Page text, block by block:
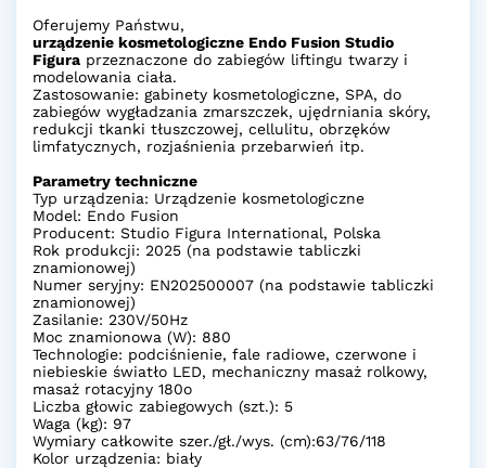
Oferujemy Państwu,
urządzenie kosmetologiczne Endo Fusion Studio
Figura przeznaczone do zabiegów liftingu twarzy i
modelowania ciała.
Zastosowanie: gabinety kosmetologiczne, SPA, do
zabiegów wygładzania zmarszczek, ujędrniania skóry,
redukcji tkanki tłuszczowej, cellulitu, obrzęków
limfatycznych, rozjaśnienia przebarwień itp.
Parametry techniczne
Typ urządzenia: Urządzenie kosmetologiczne
Model: Endo Fusion
Producent: Studio Figura International, Polska
Rok produkcji: 2025 (na podstawie tabliczki
znamionowej)
Numer seryjny: EN202500007 (na podstawie tabliczki
znamionowej)
Zasilanie: 230V/50Hz
Moc znamionowa (W): 880
Technologie: podciśnienie, fale radiowe, czerwone i
niebieskie światło LED, mechaniczny masaż rolkowy,
masaż rotacyjny 180o
Liczba głowic zabiegowych (szt.): 5
Waga (kg): 97
Wymiary całkowite szer./gł./wys. (cm):63/76/118
Kolor urządzenia: biały